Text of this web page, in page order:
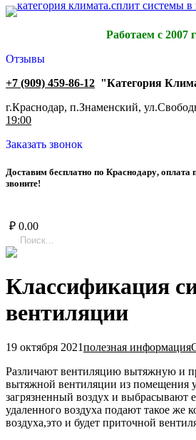
Работаем с 2007
Отзывы
+7 (909) 459-86-12 "Категория
г.Краснодар, п.Знаменский,
19:00
Заказать звонок
Доставим бесплатно по Краснодару, оплата
звоните!
₽ 0.00
Классификация
вентиляции
19 октября 2021полезная информация
Различают вентиляцию вытяжную и
вытяжной вентиляции из помещения
загрязненный воздух и выбрасывают
удаленного воздуха подают такое же
воздуха,это и будет приточной